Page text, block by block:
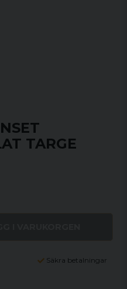
TARGE
Säkra betalningar